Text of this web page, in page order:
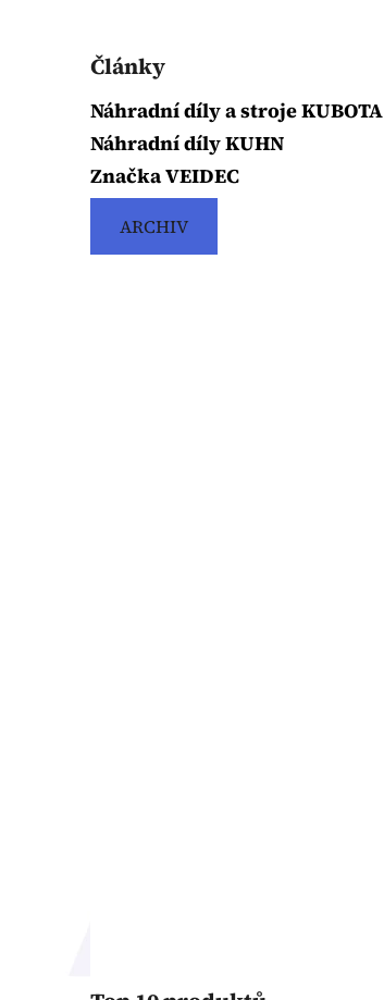
Články
Náhradní díly a stroje KUBOTA
Náhradní díly KUHN
Značka VEIDEC
ARCHIV